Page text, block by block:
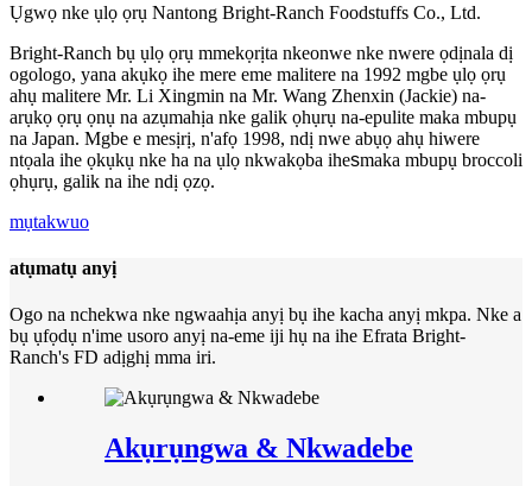
Ụgwọ nke ụlọ ọrụ Nantong Bright-Ranch Foodstuffs Co., Ltd.
Bright-Ranch bụ ụlọ ọrụ mmekọrịta nkeonwe nke nwere ọdịnala dị
ogologo, yana akụkọ ihe mere eme malitere na 1992 mgbe ụlọ ọrụ
ahụ malitere Mr. Li Xingmin na Mr. Wang Zhenxin (Jackie) na-
arụkọ ọrụ ọnụ na azụmahịa nke galik ọhụrụ na-epulite maka mbupụ
na Japan. Mgbe e mesịrị, n'afọ 1998, ndị nwe abụọ ahụ hiwere
ntọala ihe ọkụkụ nke ha na ụlọ nkwakọba ihesmaka mbupụ broccoli
ọhụrụ, galik na ihe ndị ọzọ.
mụtakwuo
atụmatụ anyị
Ogo na nchekwa nke ngwaahịa anyị bụ ihe kacha anyị mkpa. Nke a
bụ ụfọdụ n'ime usoro anyị na-eme iji hụ na ihe Efrata Bright-
Ranch's FD adịghị mma iri.
Akụrụngwa & Nkwadebe